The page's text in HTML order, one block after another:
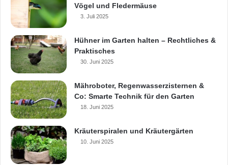
Vögel und Fledermäuse
3. Juli 2025
Hühner im Garten halten – Rechtliches &
Praktisches
30. Juni 2025
Mähroboter, Regenwasserzisternen &
Co: Smarte Technik für den Garten
18. Juni 2025
Kräuterspiralen und Kräutergärten
10. Juni 2025